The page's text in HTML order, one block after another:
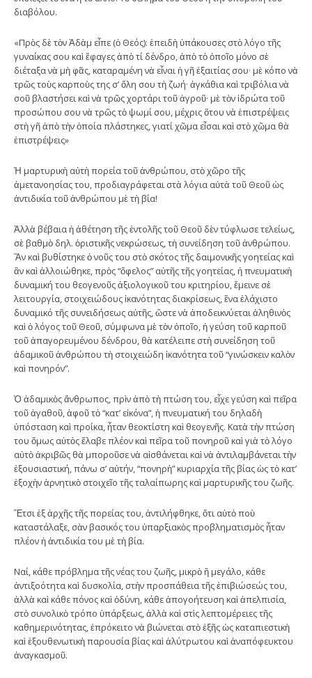
διαβόλου.
«Πρὸς δὲ τὸν Ἀδὰμ εἶπε (ὁ Θεός): ἐπειδὴ ὑπάκουσες στὸ λόγο τῆς
γυναίκας σου καὶ ἔφαγες ἀπὸ τί δένδρο, ἀπὸ τὸ ὁποῖο μόνο σὲ
διέταξα νὰ μὴ φᾶς, καταραμένη νὰ εἶναι ἡ γῆ ἐξαιτίας σου· μὲ κόπο νὰ
τρῶς τοὺς καρποὺς της σ’ ὅλη σου τὴ ζωή· ἀγκάθια καὶ τριβόλια νὰ
σοῦ βλαστήσει καὶ νὰ τρῶς χορτάρι τοῦ ἀγροῦ· μὲ τὸν ἱδρώτα τοῦ
προσώπου σου νὰ τρῶς τὸ ψωμί σου, μέχρις ὅτου νὰ ἐπιστρέψεις
στὴ γῆ ἀπὸ τὴν ὁποία πλάστηκες, γιατί χῶμα εἶσαι καὶ στὸ χῶμα θὰ
ἐπιστρέψεις»
Ἡ μαρτυρικὴ αὐτὴ πορεία τοῦ ἀνθρώπου, στὸ χῶρο τῆς
ἀμετανοησίας του, προδιαγράφεται στὰ λόγια αὐτὰ τοῦ Θεοῦ ὡς
ἀντιδικία τοῦ ἀνθρώπου μὲ τὴ βία!
Ἀλλὰ βέβαια ἡ ἀθέτηση τῆς ἐντολῆς τοῦ Θεοῦ δὲν τύφλωσε τελείως,
σὲ βαθμὸ δηλ. ὁριστικῆς νεκρώσεως, τὴ συνείδηση τοῦ ἀνθρώπου.
Ἂν καὶ βυθίστηκε ὁ νοῦς του στὸ σκότος τῆς δαιμονικῆς γοητείας καὶ
ἂν καὶ ἀλλοιώθηκε, πρὸς “ὄφελος” αὐτῆς τῆς γοητείας, ἡ πνευματικὴ
δυναμική του θεογενοῦς ἀξιολογικοῦ του κριτηρίου, ἔμεινε σὲ
λειτουργία, στοιχειώδους ἱκανότητας διακρίσεως, ἕνα ἐλάχιστο
δυναμικό τῆς συνειδήσεως αὐτῆς, ὥστε νὰ ἀποδεικνύεται ἀληθινὸς
καὶ ὁ λόγος τοῦ Θεοῦ, σύμφωνα μὲ τὸν ὁποῖο, ἡ γεύση τοῦ καρποῦ
τοῦ ἀπαγορευμένου δένδρου, θὰ κατέλειπε στὴ συνείδηση τοῦ
ἀδαμικοῦ ἀνθρώπου τὴ στοιχειώδη ἱκανότητα τοῦ “γινώσκειν καλὸν
καὶ πονηρόν”.
Ὁ ἀδαμικὸς ἄνθρωπος, πρὶν ἀπὸ τὴ πτώση του, εἶχε γεύση καὶ πεῖρα
τοῦ ἀγαθοῦ, ἀφοῦ τὸ “κατ’ εἰκόνα”, ἡ πνευματική του δηλαδὴ
ὑπόσταση καὶ προίκα, ἦταν θεοκτίστη καὶ θεογενῆς. Κατὰ τὴν πτώση
του ὅμως αὐτὸς ἔλαβε πλέον καὶ πεῖρα τοῦ πονηροῦ καὶ γιὰ τὸ λόγο
αὐτὸ ἀκριβῶς θὰ μποροῦσε νὰ αἰσθάνεται καὶ νὰ ἀντιλαμβάνεται τὴν
ἐξουσιαστική, πάνω σ’ αὐτήν, “πονηρὴ” κυριαρχία τῆς βίας ὡς τὸ κατ’
ἐξοχὴν ἀρνητικὸ στοιχεῖο τῆς ταλαίπωρης καὶ μαρτυρικῆς του ζωῆς.
Ἔτσι ἐξ ἀρχῆς τῆς πορείας του, ἀντιλήφθηκε, ὅτι αὐτὸ ποὺ
καταστάλαξε, σὰν βασικός του ὑπαρξιακὸς προβληματισμὸς ἦταν
πλέον ἡ ἀντιδικία του μὲ τὴ βία.
Ναί, κάθε πρόβλημα τῆς νέας του ζωῆς, μικρὸ ἢ μεγάλο, κάθε
ἀντιξοότητα καὶ δυσκολία, στὴν προσπάθεια τῆς ἐπιβιώσεώς του,
ἀλλὰ καὶ κάθε πόνος καὶ ὀδύνη, κάθε ἀπογοήτευση καὶ ἀπελπισία,
στὸ συνολικὸ τρόπο ὑπάρξεως, ἀλλὰ καὶ στὶς λεπτομέρειες τῆς
καθημερινότητας, ἐπρόκειτο νὰ βιώνεται στὸ ἑξῆς ὡς καταπιεστικὴ
καὶ ἐξουθενωτικὴ παρουσία βίας καὶ ἀλύτρωτου καὶ ἀναπόφευκτου
ἀναγκασμοῦ.